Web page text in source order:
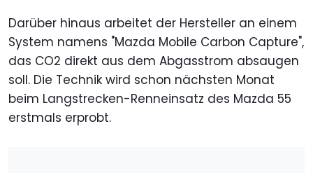
Darüber hinaus arbeitet der Hersteller an einem
System namens "Mazda Mobile Carbon Capture",
das CO2 direkt aus dem Abgasstrom absaugen
soll. Die Technik wird schon nächsten Monat
beim Langstrecken-Renneinsatz des Mazda 55
erstmals erprobt.